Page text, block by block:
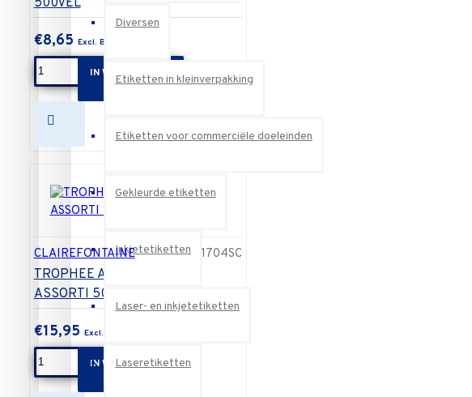
Diversen
Etiketten in kleinverpakking
Etiketten voor commerciële doeleinden
Gekleurde etiketten
Inkjetetiketten
Laser- en inkjetetiketten
Laseretiketten
€8,65
IN WINKELWAGEN
CLAIREFONTAINE 1704SC
TROPHEE A4 80G INTENS
ASSORTI 500V 1704SC
€15,95
IN WINKELWAGEN